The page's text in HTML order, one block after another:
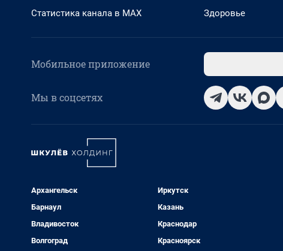
Статистика канала в MAX
Здоровье
Мобильное приложение
Мы в соцсетях
Архангельск
Барнаул
Владивосток
Волгоград
Иркутск
Казань
Краснодар
Красноярск